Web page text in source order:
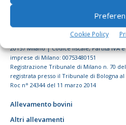
Cookie Policy
© Tecniche Nuove Spa. Tutti i diritti
20157 Milano | Codice fiscale, Partita IVA
imprese di Milano: 00753480151
Registrazione Tribunale di Milano n. 70
registrata presso il Tribunale di Bologna al
Roc n° 24344 del 11 marzo 2014
Allevamento bovini
Altri allevamenti